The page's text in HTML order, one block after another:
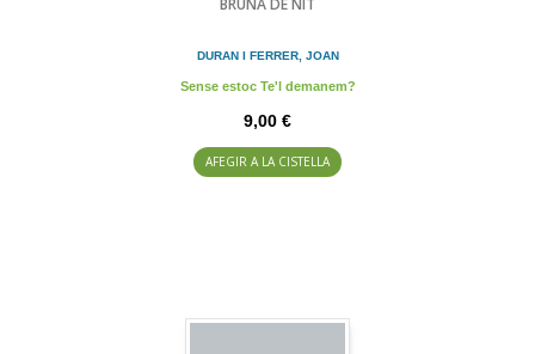
DURAN I FERRER, JOAN
Sense estoc Te'l demanem?
9,00 €
AFEGIR A LA CISTELLA